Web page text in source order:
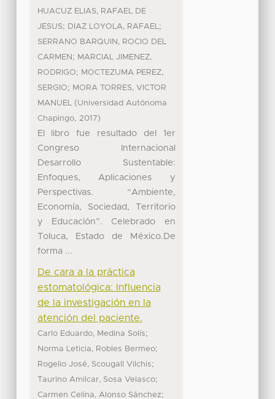
HUACUZ ELIAS, RAFAEL DE
JESUS; DIAZ LOYOLA, RAFAEL;
SERRANO BARQUIN, ROCIO DEL
CARMEN ; MARCIAL JIMENEZ,
RODRIGO; MOCTEZUMA PEREZ,
SERGIO; MORA TORRES, VICTOR
MANUEL (Universidad Autónoma
Chapingo, 2017)
El libro fue resultado del 1er
Congreso Internacional
Desarrollo Sustentable:
Enfoques, Aplicaciones y
Perspectivas. “Ambiente,
Economía, Sociedad, Territorio
y Educación”. Celebrado en
Toluca, Estado de México.De
forma ...
De cara a la práctica
estomatológica: Influencia
de la investigación en la
atención del paciente.
Carlo Eduardo, Medina Solís;
Norma Leticia, Robles Bermeo;
Rogelio José, Scougall Vilchis;
Taurino Amilcar, Sosa Velasco;
Carmen Celina, Alonso Sánchez;